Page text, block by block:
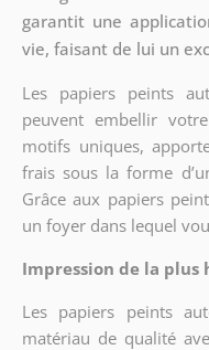
garantit une
vie, faisant de lui un
Les papiers peints
peuvent embellir
motifs uniques,
frais sous la forme
Grâce aux papiers
un foyer dans lequel
Impression de la
Les papiers peints
matériau de qualité